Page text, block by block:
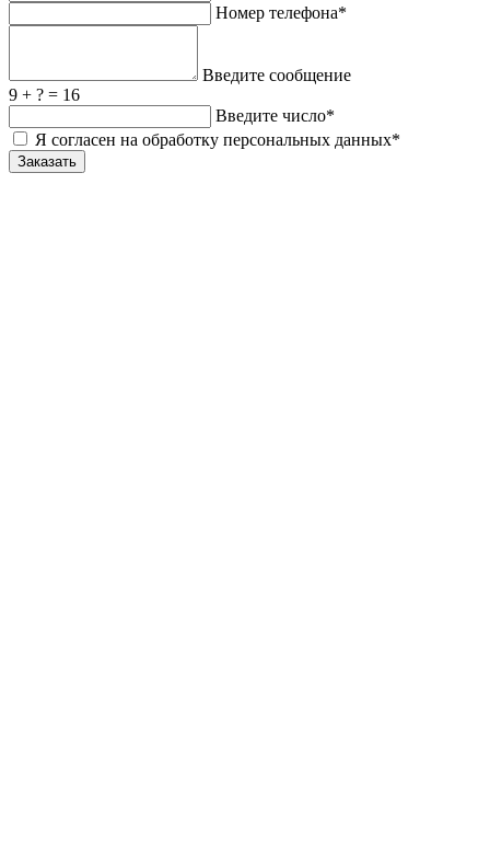
Номер телефона*
Введите сообщение
9 + ? = 16
Введите число*
Я согласен на обработку персональных данных*